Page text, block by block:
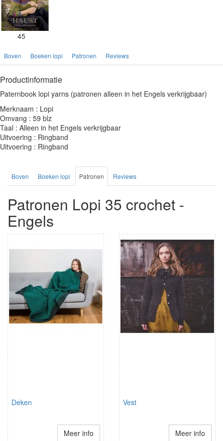
45
Boven Boeken lopi Patronen Reviews
Productinformatie
Paternbook lopi yarns (patronen alleen in het Engels verkrijgbaar)
Merknaam : Lopi
Omvang : 59 blz
Taal : Alleen in het Engels verkrijgbaar
Uitvoering : Ringband
Uitvoering : Ringband
Boven Boeken lopi Patronen Reviews
Patronen Lopi 35 crochet -
Engels
Deken
Meer info
Vest
Meer info